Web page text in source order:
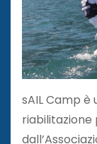
sAIL Camp
riabilitazione